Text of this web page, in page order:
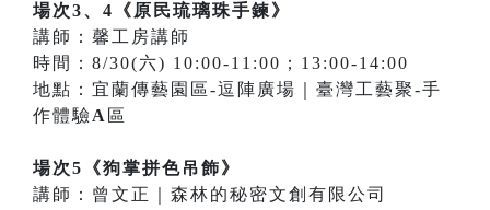
場次3、4《原民琉璃珠手鍊》
講師：馨工房講師
時間：8/30(六) 10:00-11:00；13:00-14:00
地點：宜蘭傳藝園區-逗陣廣場｜臺灣工藝聚-手
作體驗A 區
場次5《狗掌拼色吊飾》
講師：曾文正｜森林的秘密文創有限公司